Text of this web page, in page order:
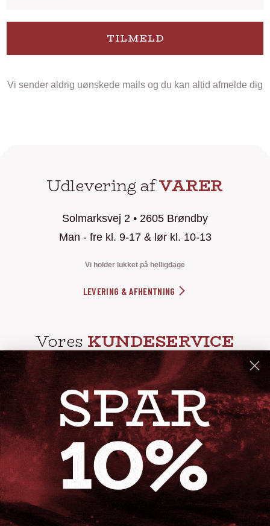
TILMELD
Vi sender aldrig uønskede mails og du kan altid afmelde dig
Udlevering afVARER
Solmarksvej 2 • 2605 Brøndby
Man - fre kl. 9-17 & lør kl. 10-13
Vi holder lukket på helligdage
LEVERING & AFHENTNING
Vores KUNDESERVICE
info@steak-out.dk
+45 53644030
Telefontid: man - fre kl. 10-15
GENVEJE